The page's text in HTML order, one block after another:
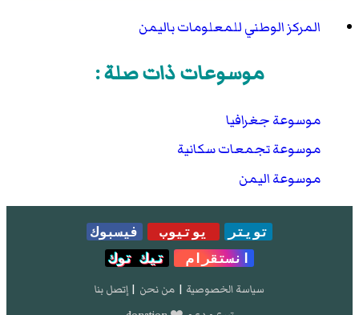
المركز الوطني للمعلومات باليمن
موسوعات ذات صلة :
موسوعة جغرافيا
موسوعة تجمعات سكانية
موسوعة اليمن
تويتر يوتيوب
فيسبوك
انستقرام
تيك توك
سياسة الخصوصية | من نحن | إتصل بنا